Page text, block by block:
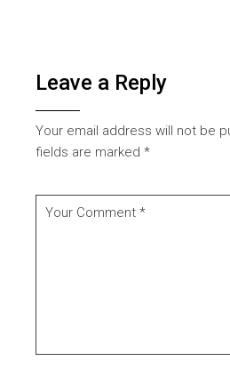
Leave a Reply
Your email address will not be
fields are marked*